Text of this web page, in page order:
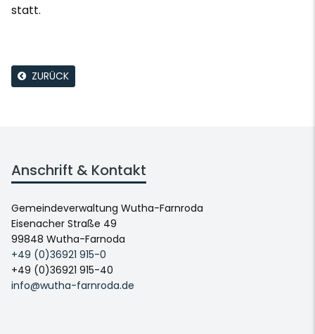
statt.
ZURÜCK
Anschrift & Kontakt
Gemeindeverwaltung Wutha-Farnroda
Eisenacher Straße 49
99848 Wutha-Farnoda
+49 (0)36921 915-0
+49 (0)36921 915-40
info@wutha-farnroda.de